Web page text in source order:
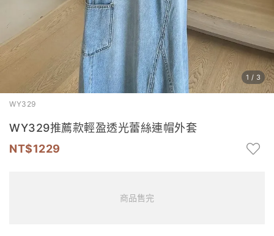
1 / 3
WY329
WY329推薦款輕盈透光蕾絲連帽外套
1229
商品售完